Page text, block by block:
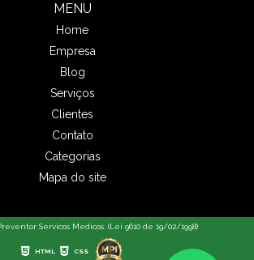
MENU
Home
Empresa
Blog
Serviços
Clientes
Contato
Categorias
Mapa do site
Servicos Medicos. (Lei 9610 de 19/02/1998)
HTML CSS